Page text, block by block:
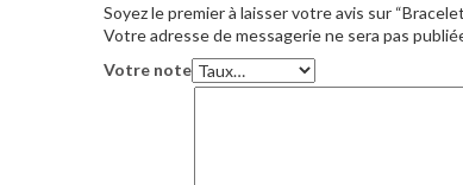
Soyez le premier à laisser votre avis sur
Votre adresse de messagerie ne sera pas
Votre note